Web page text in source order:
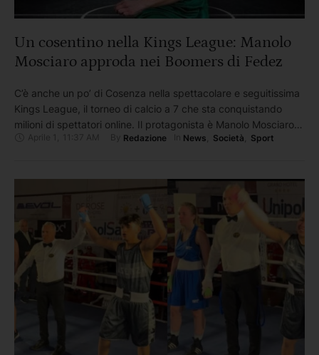
Un cosentino nella Kings League: Manolo
Mosciaro approda nei Boomers di Fedez
C’è anche un po’ di Cosenza nella spettacolare e seguitissima
Kings League, il torneo di calcio a 7 che sta conquistando
milioni di spettatori online. Il protagonista è Manolo Mosciaro,
giovane attaccante cosentino classe 10 marzo 2003, che
Redazione News Società Sport